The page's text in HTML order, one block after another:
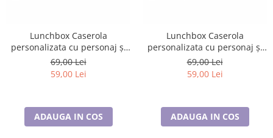
Lunchbox Caserola
personalizata cu personaj și
nume pentru sandwich SN205
69,00 Lei
59,00 Lei
ADAUGA IN COS
Lunchbox Caserola
personalizata cu personaj și
nume pentru sandwich SN206
69,00 Lei
59,00 Lei
ADAUGA IN COS